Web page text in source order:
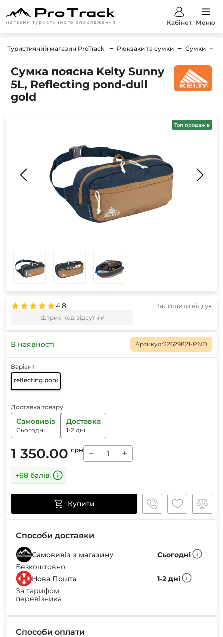
Кабінет Меню
Туристичний магазин ProTrack Рюкзаки та сумки Сумки
Сумка поясна Kelty Sunny
5L, Reflecting pond-dull
gold
Топ продажів
4.8
Штрих-код відсутній
Залишити відгук
В наявності Артикул:22629821-PND
Варіант
reflecting pond-dull gold
Доставка товару
Самовивіз
Сьогодні
Доставка
1-2 дні
1 350.00 грн − +
+68 балів
Купити
Способи доставки
Самовивіз з магазину
Сьогодні
Безкоштовно
Нова Пошта
1-2 дні
За тарифом
перевізника
Способи оплати